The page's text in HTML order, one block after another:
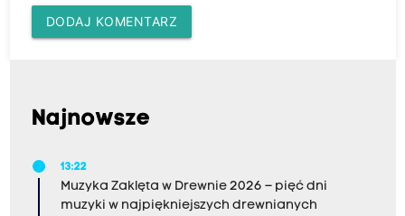
DODAJ KOMENTARZ
Najnowsze
13:22
Muzyka Zaklęta w Drewnie 2026 – pięć dni
muzyki w najpiękniejszych drewnianych